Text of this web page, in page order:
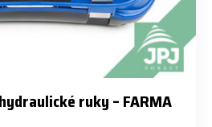
ruky – FARMA